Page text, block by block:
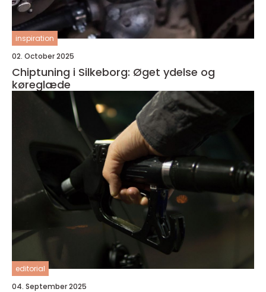
inspiration
02. October 2025
Chiptuning i Silkeborg: Øget ydelse og
køreglæde
editorial
04. September 2025